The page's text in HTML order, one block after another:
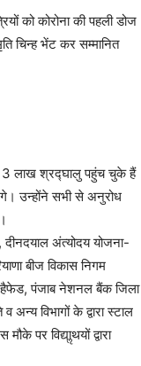
को कोरोना की पहली डोज
चिन्ह भेंट कर सम्मानित
3 लाख श्रद्घालु पहुंच चुके हैं
उन्होंने सभी से अनुरोध
दीनदयाल अंत्योदय योजना-
बीज विकास निगम
हैफेड, पंजाब नेशनल बैंक जिला
विभागों के द्वारा स्टाल
पर विद्याॢथयों द्वारा